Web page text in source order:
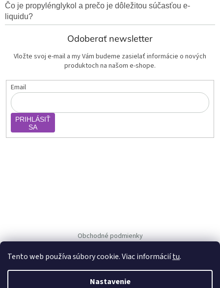
Tento web používa súbory cookie. Viac informáciítu.
Nastavenie
Čo je propylénglykol a prečo je dôležitou súčasťou e-
liquidu?
Odoberať newsletter
Vložte svoj e-mail a my Vám budeme zasielať informácie o nových
produktoch na našom e-shope.
Email
PRIHLÁSIŤ
SA
Obchodné podmienky
Ochrana osob. údajov